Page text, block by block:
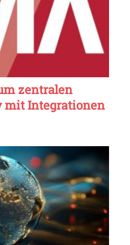
zentralen
mit Integrationen